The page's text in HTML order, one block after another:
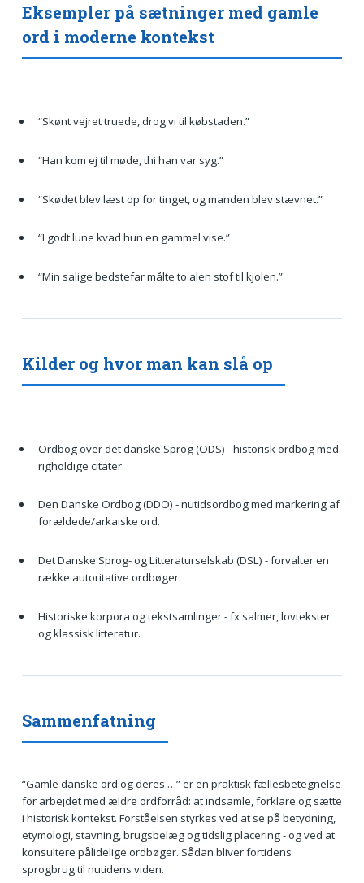
Eksempler på sætninger med gamle
ord i moderne kontekst
“Skønt vejret truede, drog vi til købstaden.”
“Han kom ej til møde, thi han var syg.”
“Skødet blev læst op for tinget, og manden blev stævnet.”
“I godt lune kvad hun en gammel vise.”
“Min salige bedstefar målte to alen stof til kjolen.”
Kilder og hvor man kan slå op
Ordbog over det danske Sprog (ODS) - historisk ordbog med
righoldige citater.
Den Danske Ordbog (DDO) - nutidsordbog med markering af
forældede/arkaiske ord.
Det Danske Sprog- og Litteraturselskab (DSL) - forvalter en
række autoritative ordbøger.
Historiske korpora og tekstsamlinger - fx salmer, lovtekster
og klassisk litteratur.
Sammenfatning
“Gamle danske ord og deres …” er en praktisk fællesbetegnelse
for arbejdet med ældre ordforråd: at indsamle, forklare og sætte
i historisk kontekst. Forståelsen styrkes ved at se på betydning,
etymologi, stavning, brugsbelæg og tidslig placering - og ved at
konsultere pålidelige ordbøger. Sådan bliver fortidens
sprogbrug til nutidens viden.